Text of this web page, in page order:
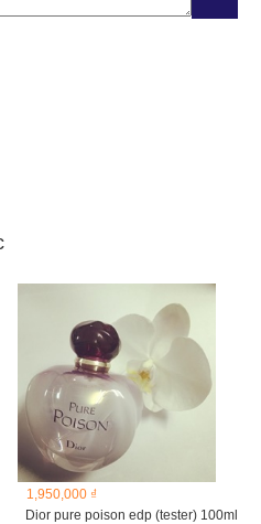
1,950,000 ₫
Dior pure poison edp (tester) 100ml